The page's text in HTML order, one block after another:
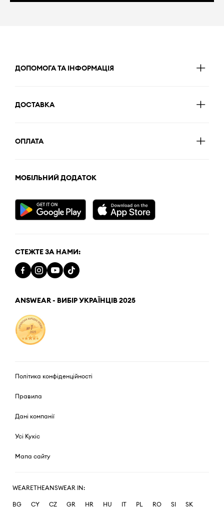
ДОПОМОГА ТА ІНФОРМАЦІЯ
ДОСТАВКА
ОПЛАТА
МОБІЛЬНИЙ ДОДАТОК
СТЕЖТЕ ЗА НАМИ:
ANSWEAR - ВИБІР УКРАЇНЦІВ 2025
Політика конфіденційності
Правила
Дані компанії
Усі Кукіс
Мапа сайту
WEARETHEANSWEAR IN:
BG CY CZ GR HR HU IT PL RO SI SK